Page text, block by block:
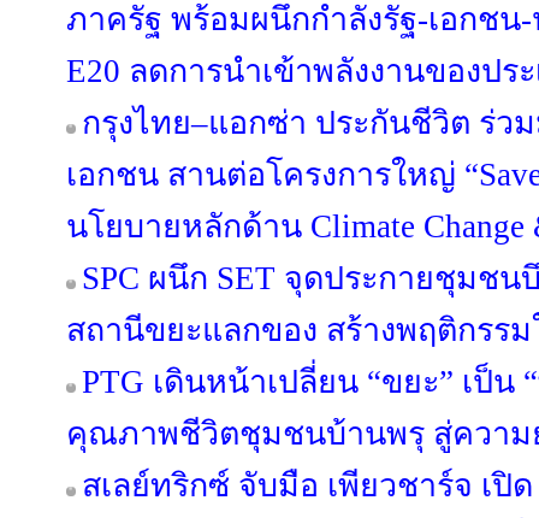
ภาครัฐ พร้อมผนึกกำลังรัฐ-เอกช
E20 ลดการนำเข้าพลังงานของปร
กรุงไทย–แอกซ่า ประกันชีวิต ร่ว
เอกชน สานต่อโครงการใหญ่
นโยบายหลักด้าน Climate Change
SPC ผนึก SET จุดประกายชุมช
สถานีขยะแลกของ สร้างพฤติกรร
PTG เดินหน้าเปลี่ยน “ขยะ” เป็น
คุณภาพชีวิตชุมชนบ้านพรุ สู่ความ
สเลย์ทริกซ์ จับมือ เพียวชาร์จ เปิ